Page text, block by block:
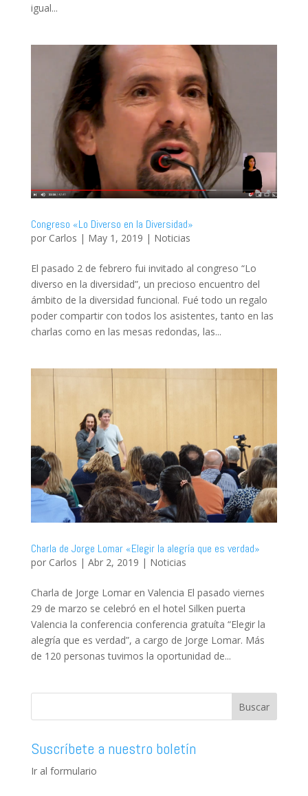
igual...
Congreso «Lo Diverso en la Diversidad»
por Carlos | May 1, 2019 | Noticias
El pasado 2 de febrero fui invitado al congreso “Lo
diverso en la diversidad”, un precioso encuentro del
ámbito de la diversidad funcional. Fué todo un regalo
poder compartir con todos los asistentes, tanto en las
charlas como en las mesas redondas, las...
Charla de Jorge Lomar «Elegir la alegría que es verdad»
por Carlos | Abr 2, 2019 | Noticias
Charla de Jorge Lomar en Valencia El pasado viernes
29 de marzo se celebró en el hotel Silken puerta
Valencia la conferencia conferencia gratuíta “Elegir la
alegría que es verdad”, a cargo de Jorge Lomar. Más
de 120 personas tuvimos la oportunidad de...
Suscríbete a nuestro boletín
Ir al formulario